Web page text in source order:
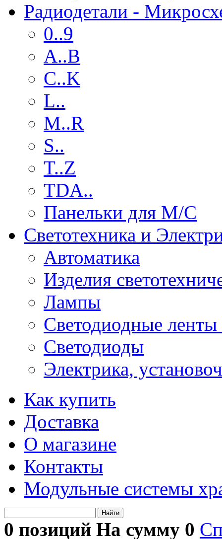
Радиодетали -
0..9
A..B
C..K
L..
M..R
S..
T..Z
TDA..
Панельки для М/С
Светотехника и
Автоматика
Изделия
Лампы
Светодиодные
Светодиоды
Электрика,
Как купить
Доставка
О магазине
Контакты
Модульные системы
Найти
0 позиций На сумму 0